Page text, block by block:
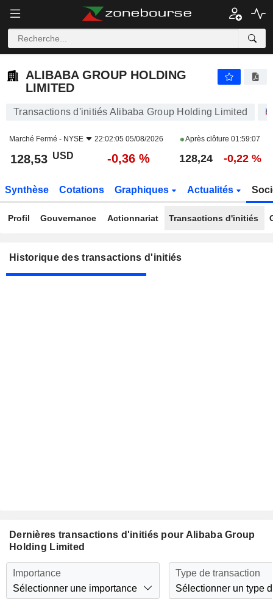
ALIBABA GROUP HOLDING LIMITED
ALIBABA GROUP HOLDING
LIMITED
Transactions d'initiés Alibaba Group Holding Limited
Marché Fermé - NYSE 22:02:05 05/08/2026 Après clôture 01:59:07
128,53 USD -0,36 % 128,24 -0,22 %
Synthèse Cotations Graphiques Actualités
Profil Gouvernance Actionnariat Transactions d'initiés
Historique des transactions d'initiés
Dernières transactions d'initiés pour Alibaba Group
Holding Limited
Importance
Sélectionner une importance
Type de transaction
Sélectionner un type